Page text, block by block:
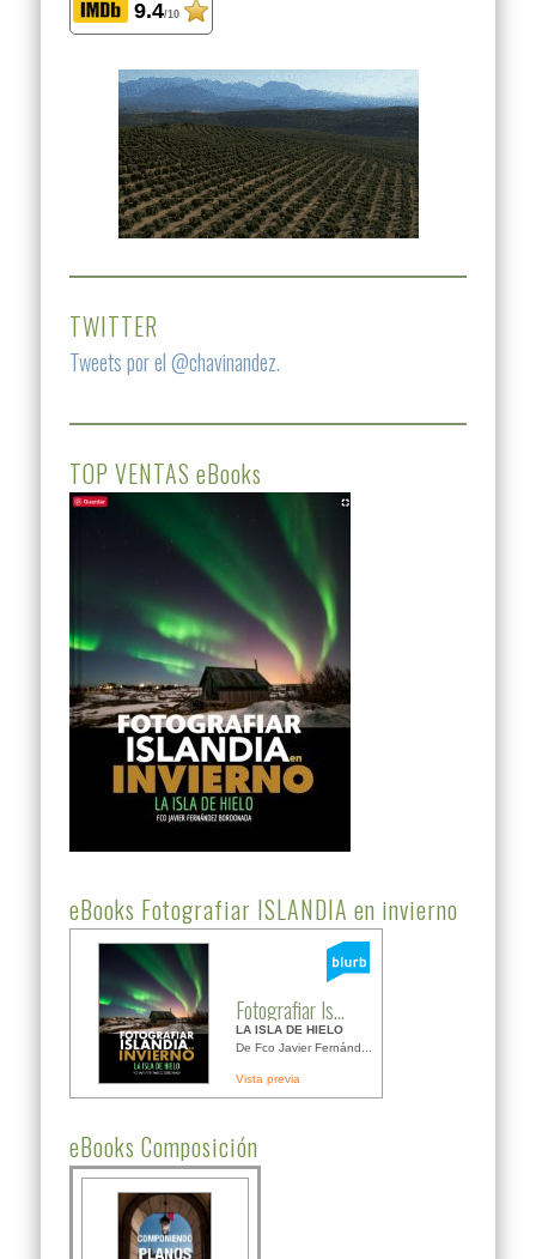
9.4/10
TWITTER
Tweets por el @chavinandez.
TOP VENTAS eBooks
eBooks Fotografiar ISLANDIA en invierno
Fotografiar Is...
LA ISLA DE HIELO
De Fco Javier Fernánd...
Vista previa
eBooks Composición